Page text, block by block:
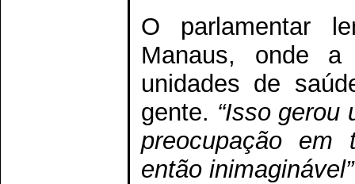
O parlamentar
Manaus, onde
unidades de
gente. “Isso gerou
preocupação
então inimaginável”